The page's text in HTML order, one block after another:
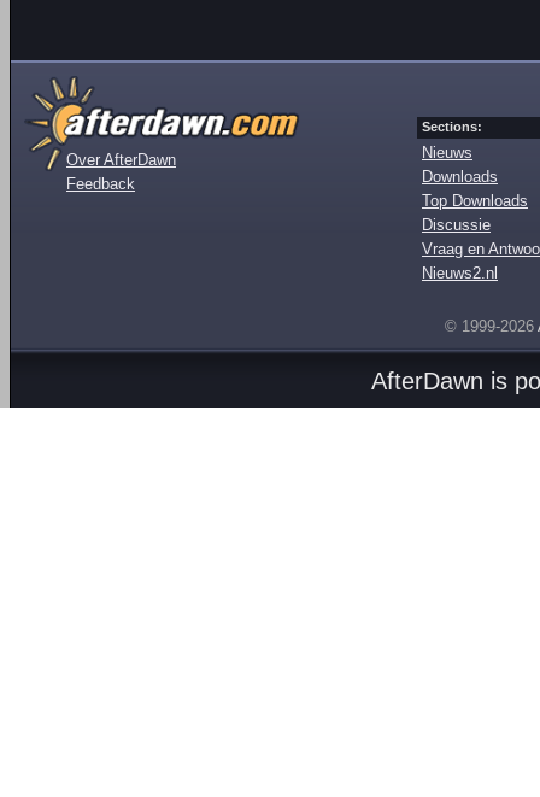
Over AfterDawn
Feedback
Sections:
Nieuws
Downloads
Top Downloads
Discussie
Vraag en
Nieuws2.nl
© 1999-2026
AfterDawn is